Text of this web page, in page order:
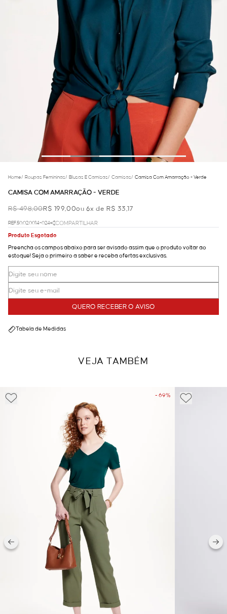
Home/ Roupas Femininas/ Blusas E Camisas/ Camisas/ Camisa Com Amarração - Verde
CAMISA COM AMARRAÇÃO - VERDE
R$ 498,00R$ 199,00ou 6x de R$ 33,17
REF.50.02.0014-024
COMPARTILHAR
Produto Esgotado
Preencha os campos abaixo para ser avisado assim que o produto voltar ao
estoque! Seja o primeiro a saber e receba ofertas exclusivas.
QUERO RECEBER O AVISO
Tabela de Medidas
VEJA TAMBÉM
- 69%